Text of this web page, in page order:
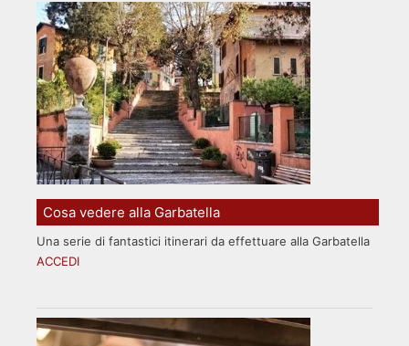
Cosa vedere alla Garbatella
Una serie di fantastici itinerari da effettuare alla Garbatella
ACCEDI